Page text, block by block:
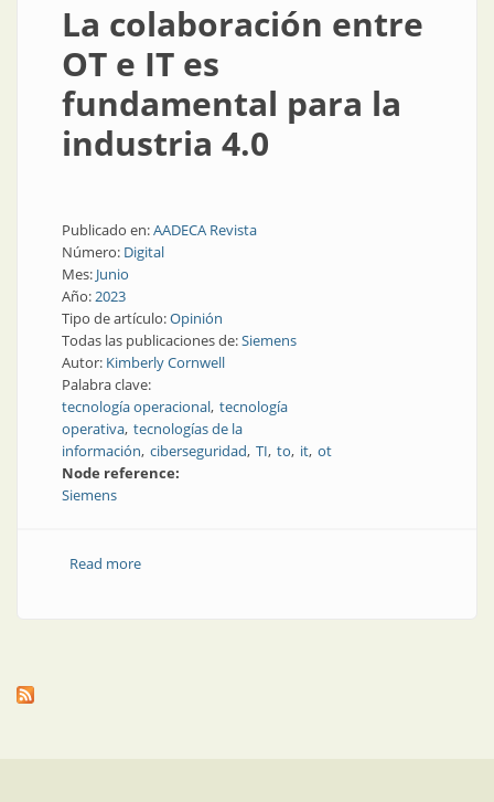
La colaboración entre
OT e IT es
fundamental para la
industria 4.0
Publicado en:AADECA Revista
Número: Digital
Mes: Junio
Año:2023
Tipo de artículo:Opinión
Todas las publicaciones de:Siemens
Autor: Kimberly Cornwell
Palabra clave:
tecnología operacional tecnología
operativa tecnologías de la
información ciberseguridad TI to it ot
Node reference:
Siemens
Read moreabout La colaboración entre OT e IT es fundamental